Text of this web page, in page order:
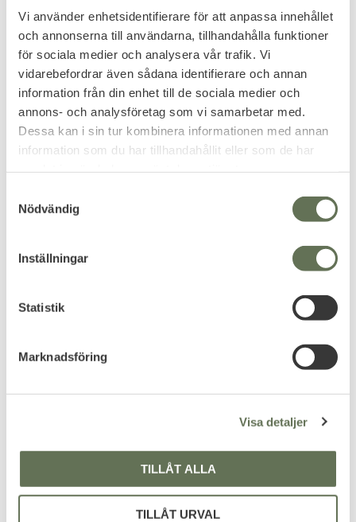
Vi använder enhetsidentifierare för att anpassa innehållet
och annonserna till användarna, tillhandahålla funktioner
för sociala medier och analysera vår trafik. Vi
vidarebefordrar även sådana identifierare och annan
information från din enhet till de sociala medier och
annons- och analysföretag som vi samarbetar med.
Dessa kan i sin tur kombinera informationen med annan
information som du har tillhandahållit eller som de har
Nödvändig
Inställningar
Statistik
Marknadsföring
Visa detaljer
TILLÅT ALLA
TILLÅT URVAL
Lägg till i favoriter
Taktisk Strike Hjälm
Olivgrön
749KR
Lägg till i favoriter
Taktiskt Hjälmskydd
MICH FAST Kardborre
ACU Digital Camo
299KR
Taktiskt Hjälmskydd